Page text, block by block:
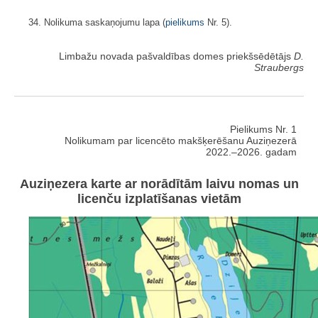
34. Nolikuma saskaņojumu lapa (pielikums Nr. 5).
Limbažu novada pašvaldības domes priekšsēdētājs D.
Straubergs
Pielikums Nr. 1
Nolikumam par licencēto makšķerēšanu Auziņezerā
2022.–2026. gadam
Auziņezera karte ar norādītām laivu nomas un
licenču izplatīšanas vietām